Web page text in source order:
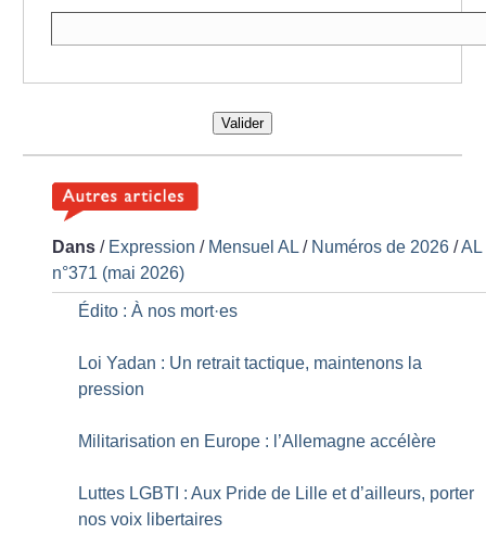
Valider
Dans / Expression / Mensuel AL / Numéros de 2026 /AL
n°371 (mai 2026)
Édito : À nos mort·es
Loi Yadan : Un retrait tactique, maintenons la
pression
Militarisation en Europe : l’Allemagne accélère
Luttes LGBTI : Aux Pride de Lille et d’ailleurs, porter
nos voix libertaires